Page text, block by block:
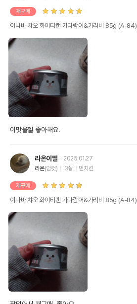
재구매
이나바 챠오 화이티캔 가다랑어&가리비 85g (A-84)
이맛을젤 좋아해요.
라온이딸
2025.01.27
라온(암컷) 3살 먼치킨
재구매
이나바 챠오 화이티캔 가다랑어&가리비 85g (A-84)